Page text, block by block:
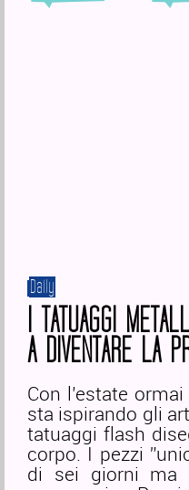
Daily
I TATUAGGI
A DIVENTARE LA
Con l’estate
sta ispirando gli
tatuaggi flash
corpo. I pezzi
di sei giorni ma